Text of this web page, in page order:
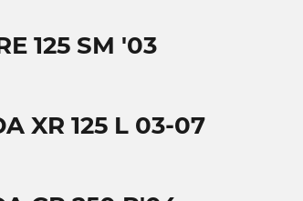
125 SM '03
XR 125 L 03-07